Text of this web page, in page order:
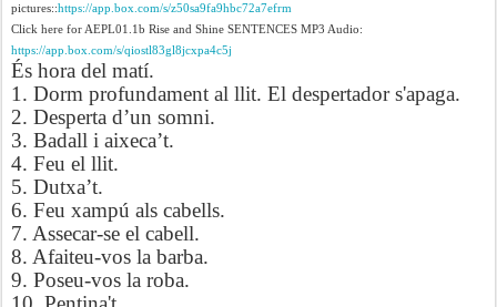
pictures::https://app.box.com/s/z50sa9fa9hbc72a7efrm
Click here for AEPL01.1b Rise and Shine SENTENCES MP3 Audio:
https://app.box.com/s/qiostl83gl8jcxpa4c5j
És hora del matí.
1. Dorm profundament al llit. El despertador s'apaga.
2. Desperta d’un somni.
3. Badall i aixeca’t.
4. Feu el llit.
5. Dutxa’t.
6. Feu xampú als cabells.
7. Assecar-se el cabell.
8. Afaiteu-vos la barba.
9. Poseu-vos la roba.